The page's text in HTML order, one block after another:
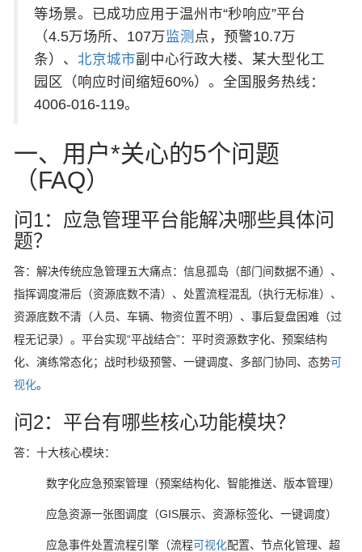
等场景。已成功应用于温州市“秒响应”平台
（4.5万场所、107万监测 点，预警10.7万
条）、 北京城市副中心行政大楼、某大型化工
园区（响应时间缩短60%）。全国服务热线：
4006-016-119。
一、用户*关心的5个问题
（FAQ）
问1：应急管理平台能解决哪些具体问
题？
答：解决传统应急管理五大痛点：信息孤岛（部门间数据不通）、
指挥调度滞后（资源底数不清）、处置流程混乱（执行无标准）、
资源底数不清（人员、车辆、物资位置不明）、事后复盘困难（过
程无记录）。平台实现“平战结合”：平时资源数字化、预案结构
化、演练常态化；战时秒级预警、一键调度、多部门协同、态势可
视化。
问2：平台有哪些核心功能模块？
答：十大核心模块：
数字化应急预案管理（预案结构化、智能推送、版本管理）
应急资源一张图调度（GIS展示、资源标签化、一键调度）
应急事件处置流程引擎（流程可视化配置、节点化管理、超